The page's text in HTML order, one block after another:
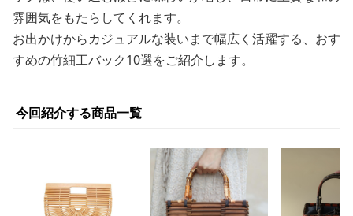
雰囲気をもたらしてくれます。
お出かけからカジュアルな装いまで幅広く活躍する、おす
すめの竹細工バック10選をご紹介します。
今回紹介する商品一覧